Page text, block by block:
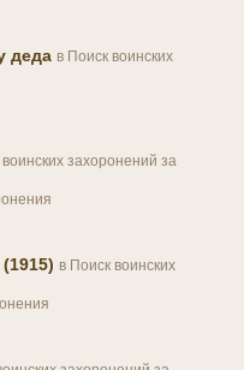
деда в Поиск воинских
воинских захоронений за
в Поиск воинских